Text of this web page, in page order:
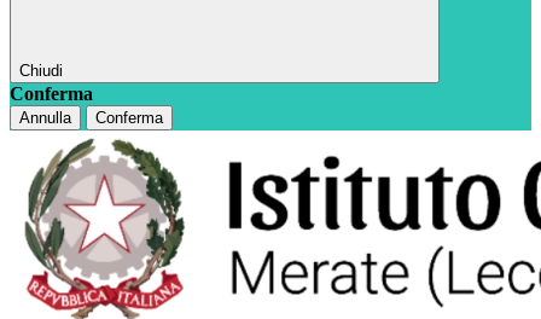
Chiudi
Conferma
Annulla Conferma